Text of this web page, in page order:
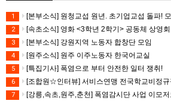
1 [본부소식] 원청교섭 원년. 초기업교섭 돌파!
2 [속초소식] 영화 <3학년 2학기> 공동체 상영회
3 [본부소식] 강원지역 노동자 합창단 모임
4 [원주소식] 원주 이주노동자 한국어교실
5 [특집기사] 폭염으로 부터 안전한 일터 쟁취!
6 [조합원☆인터뷰] 서비스연맹 전국학교비정
7 [강릉,속초,원주,춘천] 폭염감시단 사업 이모저